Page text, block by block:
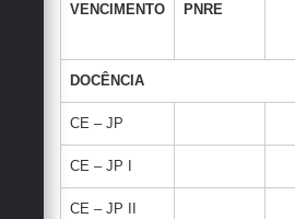
VENCIMENTO
PNRE
DOCÊNCIA
CE – JP
CE – JP I
CE – JP II